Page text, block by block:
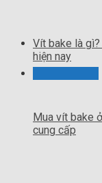
Vít bake là
hiện nay
Mua vít bake
cung cấp